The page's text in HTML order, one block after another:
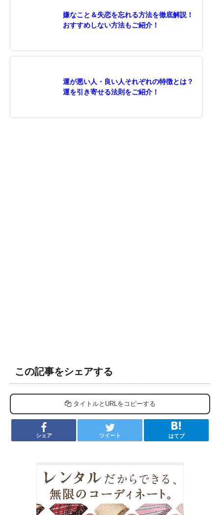
嫌なこと＆失恋を忘れる方法を徹底解説！
おすすめしない方法もご紹介！
運が悪い人・良い人それぞれの特徴とは？
運を引き寄せる法則をご紹介！
この記事をシェアする
タイトルとURLをコピーする
シェア ツイート はてブ